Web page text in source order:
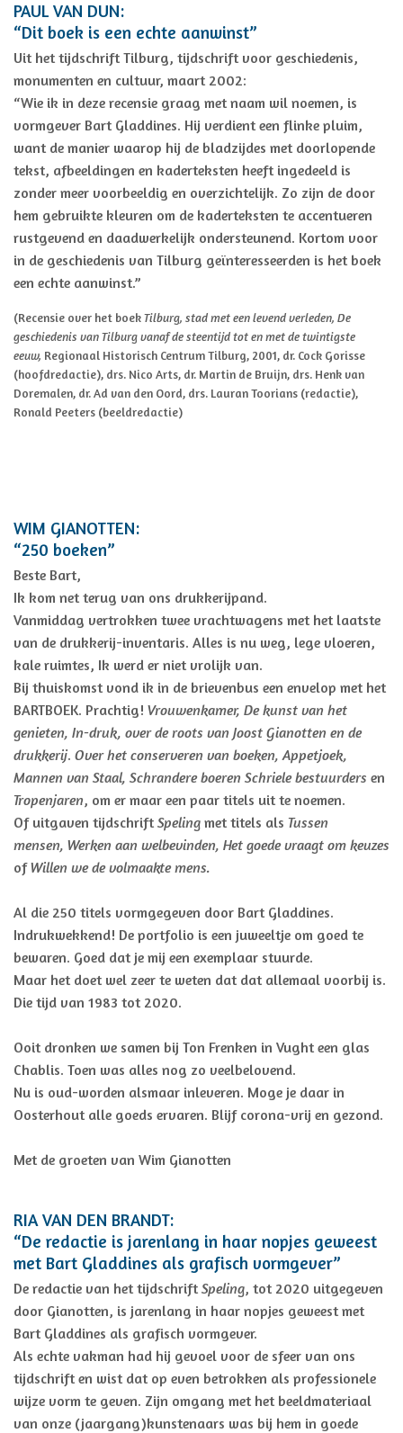
PAUL VAN DUN:
“Dit boek is een echte aanwinst”
Uit het tijdschrift Tilburg, tijdschrift voor geschiedenis,
monumenten en cultuur, maart 2002:
“Wie ik in deze recensie graag met naam wil noemen, is
vormgever Bart Gladdines. Hij verdient een flinke pluim,
want de manier waarop hij de bladzijdes met doorlopende
tekst, afbeeldingen en kaderteksten heeft ingedeeld is
zonder meer voorbeeldig en overzichtelijk. Zo zijn de door
hem gebruikte kleuren om de kaderteksten te accentueren
rustgevend en daadwerkelijk ondersteunend. Kortom voor
in de geschiedenis van Tilburg geïnteresseerden is het boek
een echte aanwinst.”
(Recensie over het boekTilburg, stad met een levend verleden, De
geschiedenis van Tilburg vanaf de steentijd tot en met de twintigste
eeuw, Regionaal Historisch Centrum Tilburg, 2001, dr. Cock Gorisse
(hoofdredactie), drs. Nico Arts, dr. Martin de Bruijn, drs. Henk van
Doremalen, dr. Ad van den Oord, drs. Lauran Toorians (redactie),
Ronald Peeters (beeldredactie)
WIM GIANOTTEN:
“250 boeken”
Beste Bart,
Ik kom net terug van ons drukkerijpand.
Vanmiddag vertrokken twee vrachtwagens met het laatste
van de drukkerij-inventaris. Alles is nu weg, lege vloeren,
kale ruimtes, Ik werd er niet vrolijk van.
Bij thuiskomst vond ik in de brievenbus een envelop met het
BARTBOEK. Prachtig! Vrouwenkamer, De kunst van het
genieten, In-druk, over de roots van Joost Gianotten en de
drukkerij. Over het conserveren van boeken, Appetjoek,
Mannen van Staal, Schrandere boeren Schriele bestuurders en
Tropenjaren, om er maar een paar titels uit te noemen.
Of uitgaven tijdschrift Speling met titels als Tussen
mensen, Werken aan welbevinden, Het goede vraagt om keuzes
ofWillen we de volmaakte mens.
Al die 250 titels vormgegeven door Bart Gladdines.
Indrukwekkend! De portfolio is een juweeltje om goed te
bewaren. Goed dat je mij een exemplaar stuurde.
Maar het doet wel zeer te weten dat dat allemaal voorbij is.
Die tijd van 1983 tot 2020.
Ooit dronken we samen bij Ton Frenken in Vught een glas
Chablis. Toen was alles nog zo veelbelovend.
Nu is oud-worden alsmaar inleveren. Moge je daar in
Oosterhout alle goeds ervaren. Blijf corona-vrij en gezond.
Met de groeten van Wim Gianotten
RIA VAN DEN BRANDT:
“De redactie is jarenlang in haar nopjes geweest
met Bart Gladdines als grafisch vormgever”
De redactie van het tijdschrift Speling, tot 2020 uitgegeven
door Gianotten, is jarenlang in haar nopjes geweest met
Bart Gladdines als grafisch vormgever.
Als echte vakman had hij gevoel voor de sfeer van ons
tijdschrift en wist dat op even betrokken als professionele
wijze vorm te geven. Zijn omgang met het beeldmateriaal
van onze (jaargang)kunstenaars was bij hem in goede